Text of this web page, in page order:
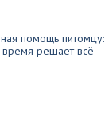
помощь питомцу:
решает всё